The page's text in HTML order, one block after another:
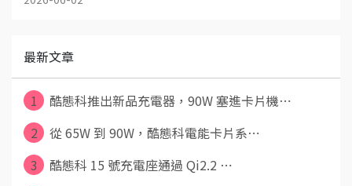
最新文章
1
酷態科推出新品充電器，90W 塞進卡片機⋯
2
從 65W 到 90W，酷態科電能卡片系⋯
3
酷態科 15 號充電座通過 Qi2.2 ⋯